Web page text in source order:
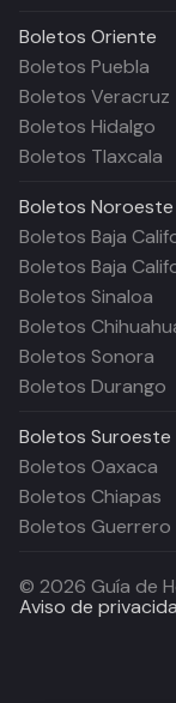
Boletos Oriente
Boletos Puebla
Boletos Veracruz
Boletos Hidalgo
Boletos Tlaxcala
Boletos Noroeste
Boletos Baja
Boletos Baja
Boletos Sinaloa
Boletos
Boletos Sonora
Boletos Durango
Boletos Suroeste
Boletos Oaxaca
Boletos Chiapas
Boletos Guerrero
© 2026 Guía de
Aviso de